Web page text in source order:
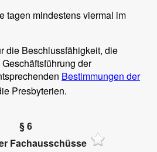
tagen mindestens viermal im
die Beschlussfähigkeit, die
der
Bestimmungen der
Presbyterien.
§ 6
Fachausschüsse